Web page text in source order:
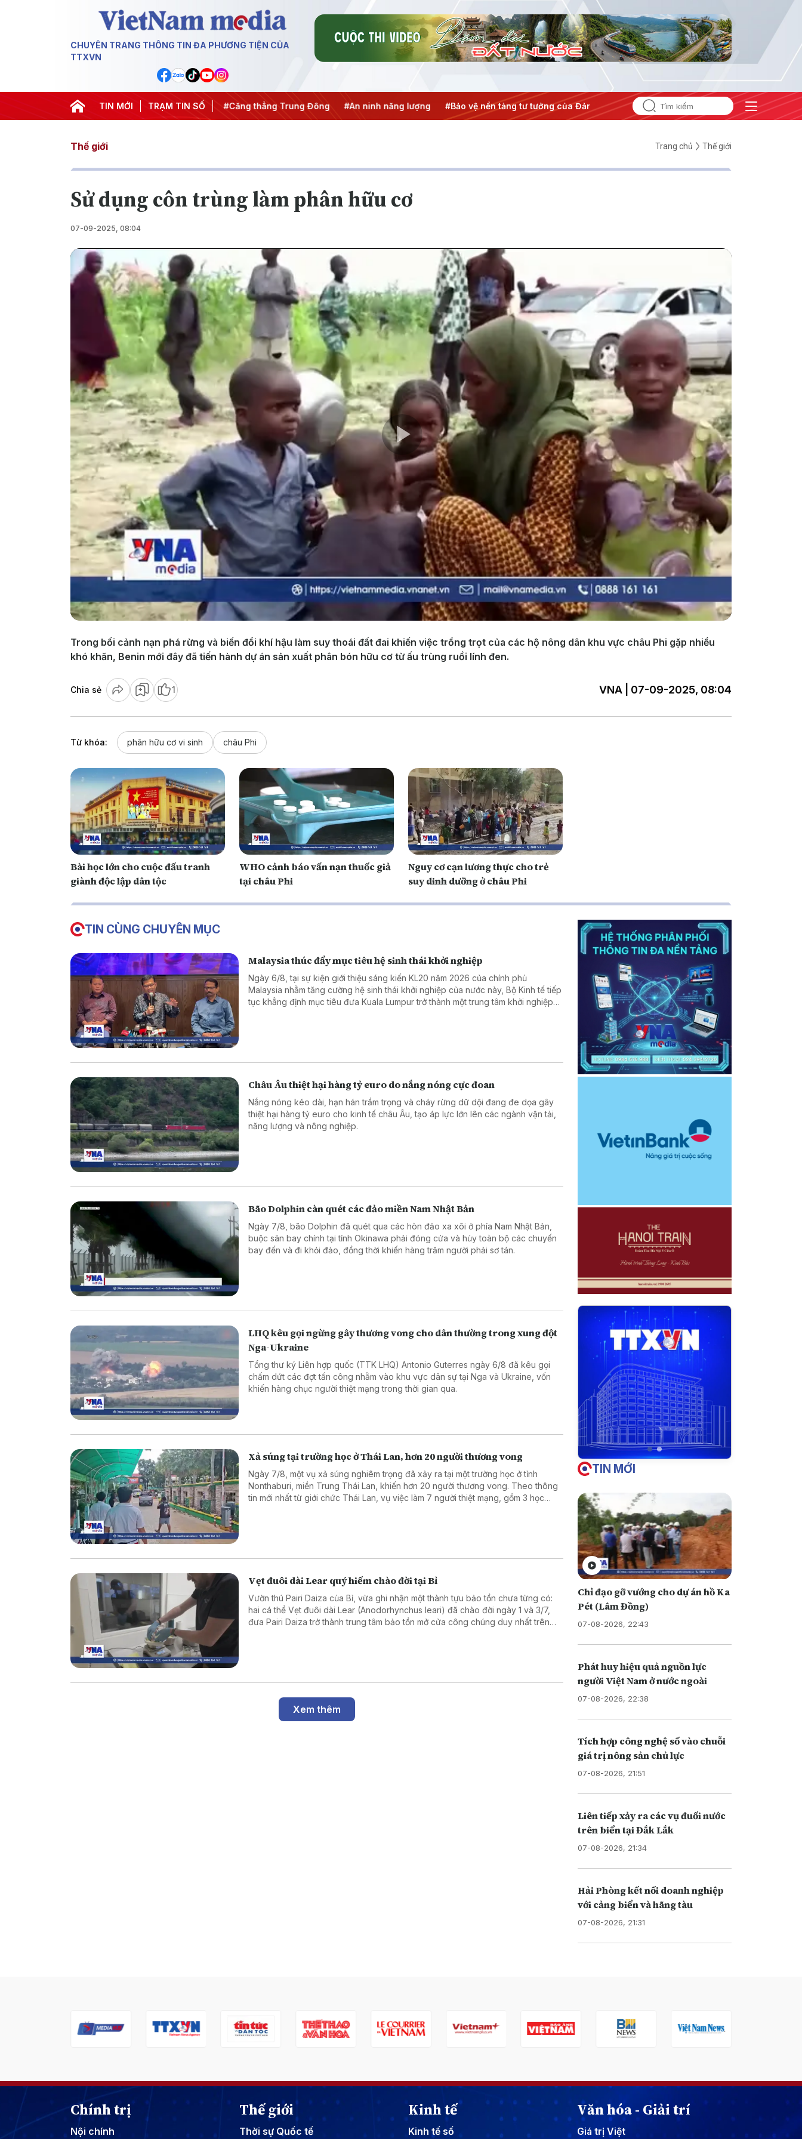
CHUYÊN TRANG THÔNG TIN ĐA PHƯƠNG TIỆN CỦA
TTXVN
TIN MỚI TRẠM TIN SỐ
dịch 500 ngày đêm #Chống khai thác IUU #Căng thẳng Trung Đông #An ninh năng lượng #Bảo vệ nền tảng tư tưởng của Đảng #Hội nghị Trung ương 3
Thế giới Trang chủ Thế giới
Sử dụng côn trùng làm phân hữu cơ
07-09-2025, 08:04
Play
Video
Trong bối cảnh nạn phá rừng và biến đổi khí hậu làm suy thoái đất đai khiến việc trồng trọt của các hộ nông dân khu vực châu Phi gặp nhiều
khó khăn, Benin mới đây đã tiến hành dự án sản xuất phân bón hữu cơ từ ấu trùng ruồi lính đen.
Chia sẻ 1 VNA | 07-09-2025, 08:04
Từ khóa: phân hữu cơ vi sinh châu Phi
Bài học lớn cho cuộc đấu tranh
giành độc lập dân tộc
WHO cảnh báo vấn nạn thuốc giả
tại châu Phi
Nguy cơ cạn lương thực cho trẻ
suy dinh dưỡng ở châu Phi
TIN CÙNG CHUYÊN MỤC
Malaysia thúc đẩy mục tiêu hệ sinh thái khởi nghiệp
Ngày 6/8, tại sự kiện giới thiệu sáng kiến KL20 năm 2026 của chính phủ
Malaysia nhằm tăng cường hệ sinh thái khởi nghiệp của nước này, Bộ Kinh tế tiếp
tục khẳng định mục tiêu đưa Kuala Lumpur trở thành một trung tâm khởi nghiệp
Châu Âu thiệt hại hàng tỷ euro do nắng nóng cực đoan
Nắng nóng kéo dài, hạn hán trầm trọng và cháy rừng dữ dội đang đe dọa gây
thiệt hại hàng tỷ euro cho kinh tế châu Âu, tạo áp lực lớn lên các ngành vận tải,
năng lượng và nông nghiệp.
Bão Dolphin càn quét các đảo miền Nam Nhật Bản
Ngày 7/8, bão Dolphin đã quét qua các hòn đảo xa xôi ở phía Nam Nhật Bản,
buộc sân bay chính tại tỉnh Okinawa phải đóng cửa và hủy toàn bộ các chuyến
bay đến và đi khỏi đảo, đồng thời khiến hàng trăm người phải sơ tán.
LHQ kêu gọi ngừng gây thương vong cho dân thường trong xung đột
Nga-Ukraine
Tổng thư ký Liên hợp quốc (TTK LHQ) Antonio Guterres ngày 6/8 đã kêu gọi
chấm dứt các đợt tấn công nhằm vào khu vực dân sự tại Nga và Ukraine, vốn
khiến hàng chục người thiệt mạng trong thời gian qua.
Xả súng tại trường học ở Thái Lan, hơn 20 người thương vong
Ngày 7/8, một vụ xả súng nghiêm trọng đã xảy ra tại một trường học ở tỉnh
Nonthaburi, miền Trung Thái Lan, khiến hơn 20 người thương vong. Theo thông
tin mới nhất từ giới chức Thái Lan, vụ việc làm 7 người thiệt mạng, gồm 3 học
Vẹt đuôi dài Lear quý hiếm chào đời tại Bỉ
Vườn thú Pairi Daiza của Bỉ, vừa ghi nhận một thành tựu bảo tồn chưa từng có:
hai cá thể Vẹt đuôi dài Lear (Anodorhynchus leari) đã chào đời ngày 1 và 3/7,
đưa Pairi Daiza trở thành trung tâm bảo tồn mở cửa công chúng duy nhất trên
Xem thêm
TIN MỚI
Chỉ đạo gỡ vướng cho dự án hồ Ka
Pét (Lâm Đồng)
07-08-2026, 22:43
Phát huy hiệu quả nguồn lực
người Việt Nam ở nước ngoài
07-08-2026, 22:38
Tích hợp công nghệ số vào chuỗi
giá trị nông sản chủ lực
07-08-2026, 21:51
Liên tiếp xảy ra các vụ đuối nước
trên biển tại Đắk Lắk
07-08-2026, 21:34
Hải Phòng kết nối doanh nghiệp
với cảng biển và hãng tàu
07-08-2026, 21:31
Chính trị
Nội chính
Thế giới
Thời sự Quốc tế
Kinh tế
Kinh tế số
Văn hóa - Giải trí
Giá trị Việt